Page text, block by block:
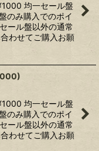
均一セール盤
のみ購入でのポイ
ール盤以外の通常
わせてご購入お願
均一セール盤
のみ購入でのポイ
ール盤以外の通常
わせてご購入お願